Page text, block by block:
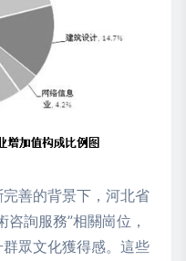
善的背景下，河北省
詢服務”相關崗位，
眾文化獲得感。這些